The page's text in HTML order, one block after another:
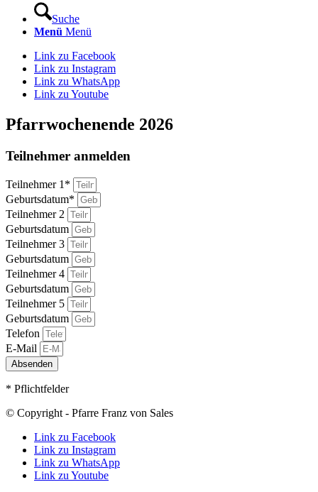
Suche
Menü Menü
Link zu Facebook
Link zu Instagram
Link zu WhatsApp
Link zu Youtube
Pfarrwochenende 2026
Teilnehmer anmelden
Teilnehmer 1*
Geburtsdatum*
Teilnehmer 2
Geburtsdatum
Teilnehmer 3
Geburtsdatum
Teilnehmer 4
Geburtsdatum
Teilnehmer 5
Geburtsdatum
Telefon
E-Mail
Absenden
* Pflichtfelder
© Copyright - Pfarre Franz von Sales
Link zu Facebook
Link zu Instagram
Link zu WhatsApp
Link zu Youtube